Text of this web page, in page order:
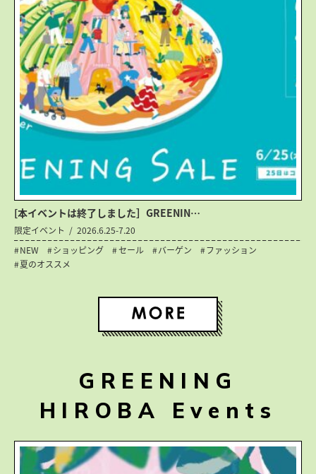
[本イベントは終了しました］GREENIN…
限定イベント
2026.6.25-7.20
NEW
ショッピング セール バーゲン
ファッション
夏のオススメ
GREENING
HIROBA Events